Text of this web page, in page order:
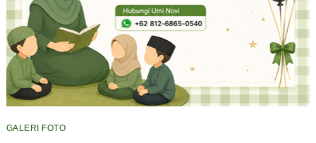
GALERI FOTO